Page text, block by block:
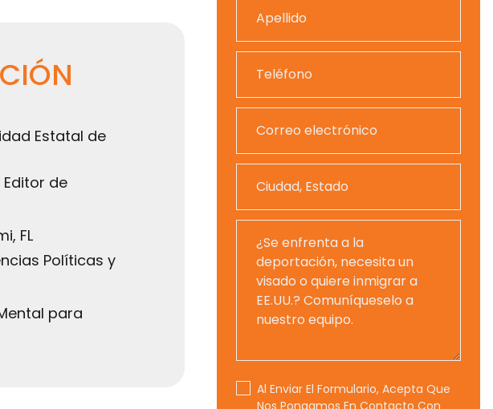
Estatal de
Editor de
FL
Políticas y
para
Al Enviar El Formulario, Acepta Que
Nos Pongamos En Contacto Con